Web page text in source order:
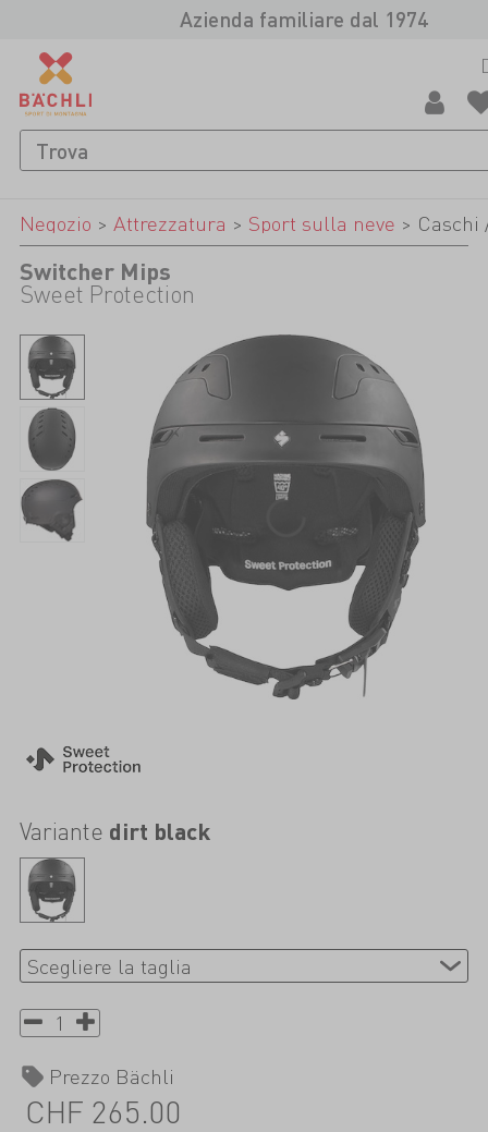
Azienda familiare dal 1974
Negozio > Attrezzatura > Sport sulla neve > Caschi
Switcher Mips
Sweet Protection
Variante dirt black
Prezzo Bächli
CHF 265.00